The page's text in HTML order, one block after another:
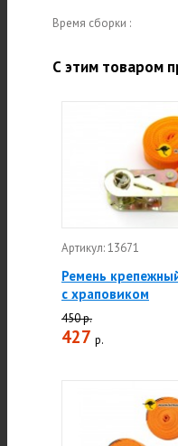
Время сборки :
С этим товаром
Артикул: 13671
Ремень
с храповиком
450 р.
427 р.